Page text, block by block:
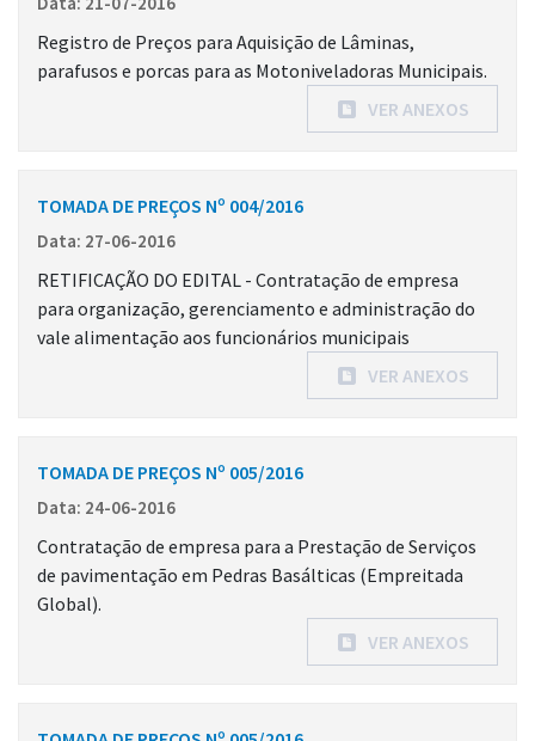
Registro de Preços para Aquisição de Lâminas,
parafusos e porcas para as Motoniveladoras Municipais.
VER ANEXOS
TOMADA DE PREÇOS Nº 004/2016
Data: 27-06-2016
RETIFICAÇÃO DO EDITAL - Contratação de empresa
para organização, gerenciamento e administração do
vale alimentação aos funcionários municipais
VER ANEXOS
TOMADA DE PREÇOS Nº 005/2016
Data: 24-06-2016
Contratação de empresa para a Prestação de Serviços
de pavimentação em Pedras Basálticas (Empreitada
Global).
VER ANEXOS